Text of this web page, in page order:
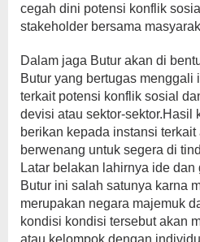
cegah dini potensi konflik
stakeholder bersama
Dalam jaga Butur akan di
Butur yang bertugas menggali
terkait potensi konflik sosial
devisi atau sektor-sektor.Hasil
berikan kepada instansi
berwenang untuk segera di
Latar belakan lahirnya ide
Butur ini salah satunya karna
merupakan negara majemuk
kondisi kondisi tersebut akan
atau kelompok dengan